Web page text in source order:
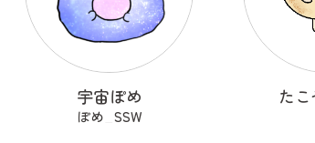
宇宙ぽめ
ぽめ_SSW
た